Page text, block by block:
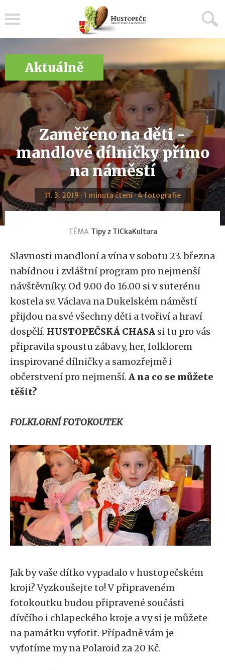
Aktuálně
Zaměřeno na děti -
mandlové dílničky přímo
na náměstí
11. 3. 2019 · 1 minuta čtení · 4 fotografie
TÉMA Tipy z TICkaKultura
Slavnosti mandloní a vína v sobotu 23. března
nabídnou i zvláštní program pro nejmenší
návštěvníky. Od 9.00 do 16.00 si v suterénu
kostela sv. Václava na Dukelském náměstí
přijdou na své všechny děti a tvořiví a hraví
dospělí. HUSTOPEČSKÁ CHASA si tu pro vás
připravila spoustu zábavy, her, folklorem
inspirované dílničky a samozřejmě i
občerstvení pro nejmenší. A na co se můžete
těšit?
FOLKLORNÍ FOTOKOUTEK
Jak by vaše dítko vypadalo v hustopečském
kroji? Vyzkoušejte to! V připraveném
fotokoutku budou připravené součásti
dívčího i chlapeckého kroje a vy si je můžete
na památku vyfotit. Případně vám je
vyfotíme my na Polaroid za 20 Kč.